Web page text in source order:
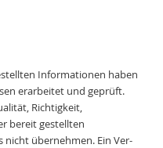
Informationen haben
erarbeitet und geprüft.
Richtigkeit,
bereit gestellten
übernehmen. Ein Ver-